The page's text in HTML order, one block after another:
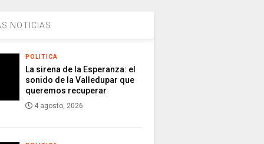
NOTICIAS
POLITICA
La sirena de la Esperanza: el
sonido de la Valledupar que
queremos recuperar
4 agosto, 2026